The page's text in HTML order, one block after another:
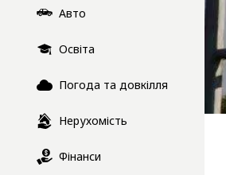
Авто
Освіта
Погода та довкілля
Нерухомість
Фінанси